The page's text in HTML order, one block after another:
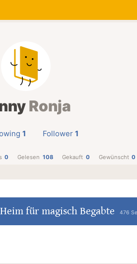
Ronja
1 Follower 1
0 Gelesen 108 Gekauft 0 Gewünscht 0
für magisch Begabte 476